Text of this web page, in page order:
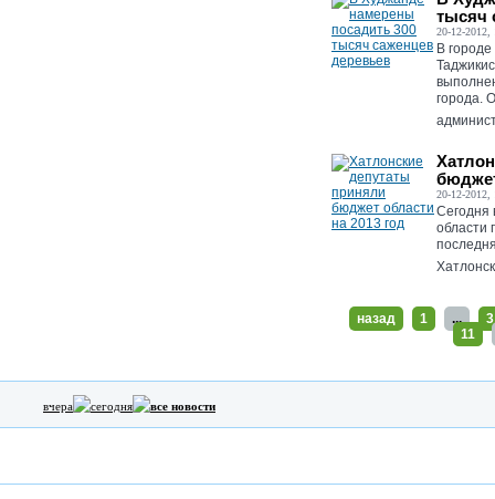
тысяч
20-12-2012,
В
города.
20-12-2012,
Сегодня
области
назад 1 ...
3
11
вчера сегодня все новости